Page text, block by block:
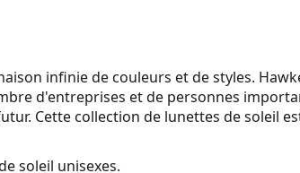
infinie de couleurs et de styles.
d'entreprises et de personnes
Cette collection de lunettes de soleil
soleil unisexes.